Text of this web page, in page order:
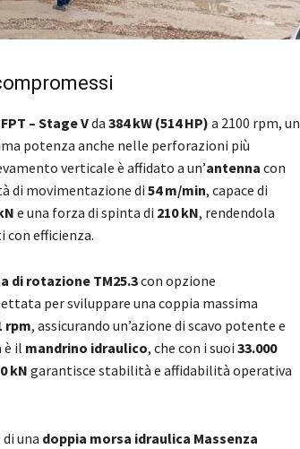
FPT – Stage Vda 384 kW (514 HP) a 2100 rpm, un
potenza anche nelle perforazioni più
verticale è affidato a un’antenna con
di movimentazione di 54 m/min, capace di
e una forza di spinta di 210 kN, rendendola
efficienza.
di rotazione TM25.3con opzione
per sviluppare una coppia massima
rpm, assicurando un’azione di scavo potente e
è il mandrino idraulico, che con i suoi 33.000
kNgarantisce stabilità e affidabilità operativa
una doppia morsa idraulica Massenza